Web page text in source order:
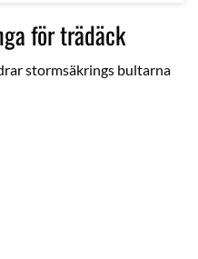
för trädäck
stormsäkrings bultarna